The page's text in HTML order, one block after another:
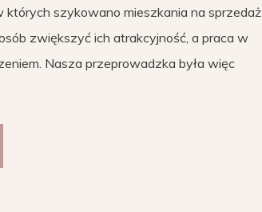
których szykowano mieszkania na sprzedaż
zwiększyć ich atrakcyjność, a praca w
Nasza przeprowadzka była więc